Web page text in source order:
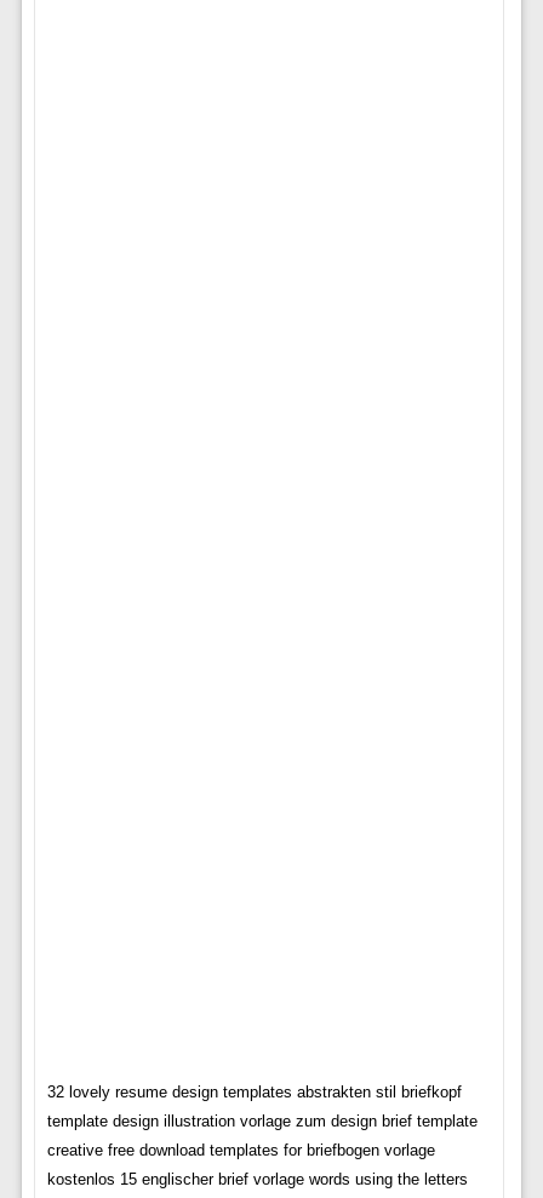
32 lovely resume design templates abstrakten stil briefkopf
template design illustration vorlage zum design brief template
creative free download templates for briefbogen vorlage
kostenlos 15 englischer brief vorlage words using the letters